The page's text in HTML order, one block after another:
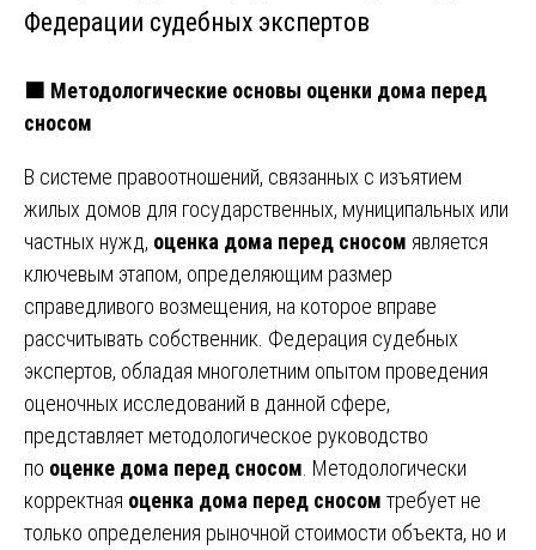
Федерации судебных экспертов
🟧 Методологические основы оценки дома перед
сносом
В системе правоотношений, связанных с изъятием
жилых домов для государственных, муниципальных или
частных нужд, оценка дома перед сносом является
ключевым этапом, определяющим размер
справедливого возмещения, на которое вправе
рассчитывать собственник. Федерация судебных
экспертов, обладая многолетним опытом проведения
оценочных исследований в данной сфере,
представляет методологическое руководство
по оценке дома перед сносом . Методологически
корректная оценка дома перед сносом требует не
только определения рыночной стоимости объекта, но и